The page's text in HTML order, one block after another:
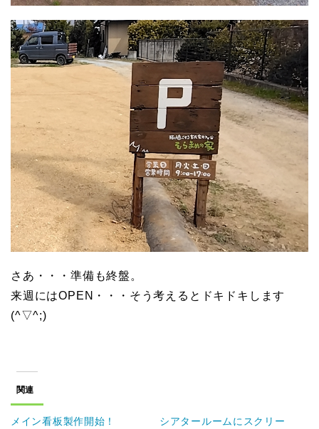
さあ・・・準備も終盤。
来週にはOPEN・・・そう考えるとドキドキします
(^▽^;)
関連
メイン看板製作開始！
シアタールームにスクリー